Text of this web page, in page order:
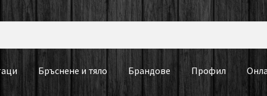
Бръснене и тяло Брандове Профил